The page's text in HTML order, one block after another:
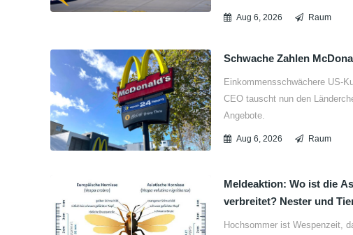
Aug 6, 2026 Raum
Schwache Zahlen
Einkommensschwächere US-
CEO tauscht nun den
Angebote.
Aug 6, 2026 Raum
Meldeaktion: Wo ist die
verbreitet? Nester und Tiere der invasiven Art auf NABU|naturgucker und bei
der LUBW melden
Hochsommer ist Wespenzeit,